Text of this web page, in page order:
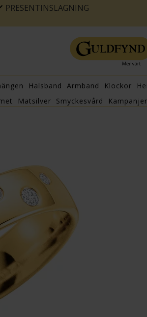
PRESENTINSLAGNING
Halsband Armband Klockor
Matsilver Smyckesvård Kampanjer